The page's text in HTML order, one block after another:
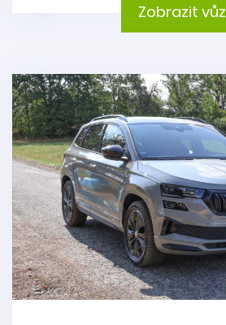
Zobrazit vůz